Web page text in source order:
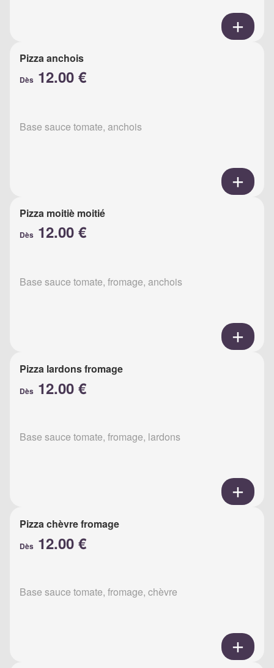
Pizza anchois
Dès 12.00 €
Base sauce tomate, anchois
Pizza moitiè moitié
Dès 12.00 €
Base sauce tomate, fromage, anchois
Pizza lardons fromage
Dès 12.00 €
Base sauce tomate, fromage, lardons
Pizza chèvre fromage
Dès 12.00 €
Base sauce tomate, fromage, chèvre